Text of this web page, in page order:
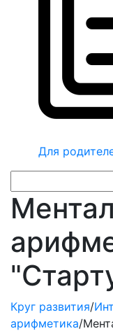
Для
Круг развития/
арифметика/